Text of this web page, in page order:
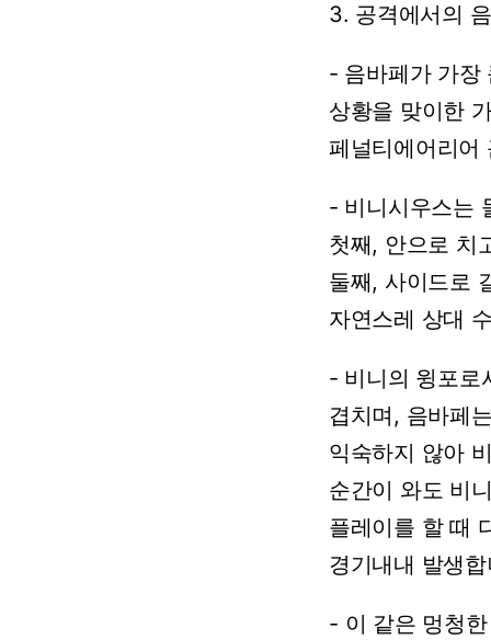
3. 공격에서의
- 음바페가 가장
상황을 맞이한
페널티에어리어
- 비니시우스는
첫째, 안으로 치
둘째, 사이드로
자연스레 상대
- 비니의 윙포로
겹치며, 음바페
익숙하지 않아
순간이 와도 비
플레이를 할 때
경기내내 발생
- 이 같은 멍청한